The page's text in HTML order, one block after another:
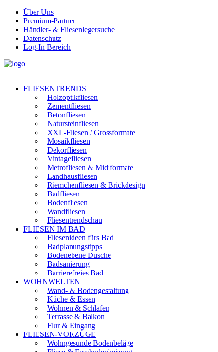
Über Uns
Premium-Partner
Händler- & Fliesenlegersuche
Datenschutz
Log-In Bereich
FLIESENTRENDS
Holzoptikfliesen
Zementfliesen
Betonfliesen
Natursteinfliesen
XXL-Fliesen / Grossformate
Mosaikfliesen
Dekorfliesen
Vintagefliesen
Metrofliesen & Midiformate
Landhausfliesen
Riemchenfliesen & Brickdesign
Badfliesen
Bodenfliesen
Wandfliesen
Fliesentrendschau
FLIESEN IM BAD
Fliesenideen fürs Bad
Badplanungstipps
Bodenebene Dusche
Badsanierung
Barrierefreies Bad
WOHNWELTEN
Wand- & Bodengestaltung
Küche & Essen
Wohnen & Schlafen
Terrasse & Balkon
Flur & Eingang
FLIESEN-VORZÜGE
Wohngesunde Bodenbeläge